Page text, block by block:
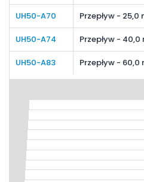
UH50-A70 Przepływ -
UH50-A74 Przepływ -
UH50-A83 Przepływ -